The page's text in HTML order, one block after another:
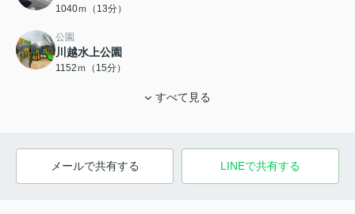
1040ｍ（13分）
公園
川越水上公園
1152ｍ（15分）
すべて見る
メールで共有する LINEで共有する